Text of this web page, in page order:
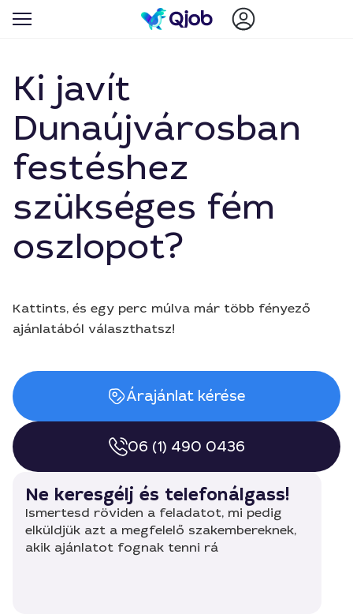
Ki javít
Dunaújvárosban
festéshez
szükséges fém
oszlopot?
Kattints, és egy perc múlva már több fényező
ajánlatából választhatsz!
Árajánlat kérése
06 (1) 490 0436
Ne keresgélj és telefonálgass!
Ismertesd röviden a feladatot, mi pedig
elküldjük azt a megfelelő szakembereknek,
akik ajánlatot fognak tenni rá